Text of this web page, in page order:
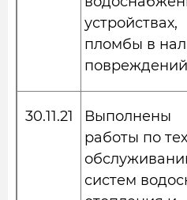
устройствах,
пломбы в
30.11.21
Выполнены
работы по
систем